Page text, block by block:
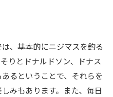
、基本的にニジマスを釣る
りとドナルドソン、ドナス
るということで、それらを
みもあります。また、毎日